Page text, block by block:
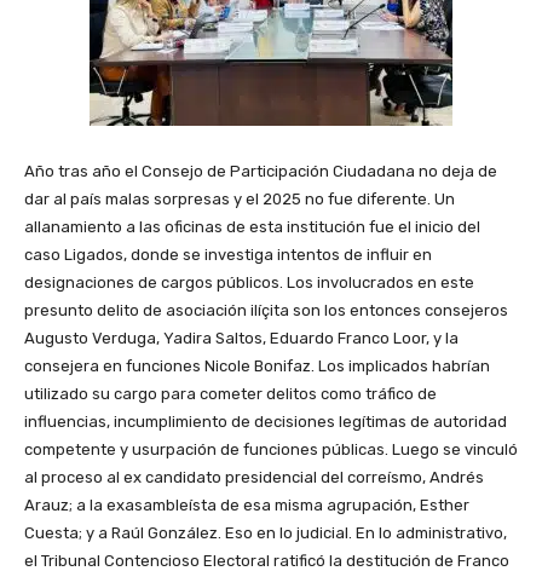
Año tras año el Consejo de Participación Ciudadana no deja de
dar al país malas sorpresas y el 2025 no fue diferente. Un
allanamiento a las oficinas de esta institución fue el inicio del
caso Ligados, donde se investiga intentos de influir en
designaciones de cargos públicos. Los involucrados en este
presunto delito de asociación ilíçita son los entonces consejeros
Augusto Verduga, Yadira Saltos, Eduardo Franco Loor, y la
consejera en funciones Nicole Bonifaz. Los implicados habrían
utilizado su cargo para cometer delitos como tráfico de
influencias, incumplimiento de decisiones legítimas de autoridad
competente y usurpación de funciones públicas. Luego se vinculó
al proceso al ex candidato presidencial del correísmo, Andrés
Arauz; a la exasambleísta de esa misma agrupación, Esther
Cuesta; y a Raúl González. Eso en lo judicial. En lo administrativo,
el Tribunal Contencioso Electoral ratificó la destitución de Franco